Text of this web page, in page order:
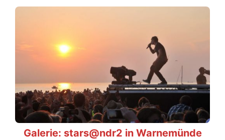
Galerie: stars@ndr2 in Warnemünde